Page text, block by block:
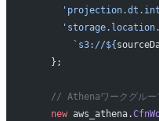
        `s3://${
    };
// Athenaワークグルー
    new
aws_athena.